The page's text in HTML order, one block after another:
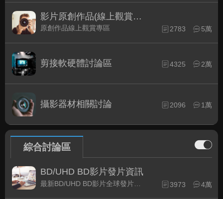
影片原創作品(線上觀賞區)
原創作品線上觀賞專區 2783 5萬
剪接軟硬體討論區 4325 2萬
攝影器材相關討論 2096 1萬
綜合討論區
BD/UHD BD影片發片資訊
3973 4萬